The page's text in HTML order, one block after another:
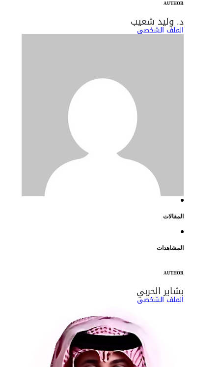
AUTHOR
د. وليد شعيب
الملف الشخصي
المقالات
المشاهدات
AUTHOR
بشاير الحربي
الملف الشخصي